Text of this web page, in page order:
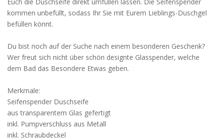
kommen unbefüllt, sodass Ihr Sie mit Eurem Lieblings-Duschgel
befüllen könnt.
Du bist noch auf der Suche nach einem besonderen Geschenk?
Wer freut sich nicht über schön designte Glasspender, welche
dem Bad das Besondere Etwas geben.
Merkmale:
Seifenspender Duschseife
aus transparentem Glas gefertigt
inkl. Pumpverschluss aus Metall
inkl. Schraubdeckel